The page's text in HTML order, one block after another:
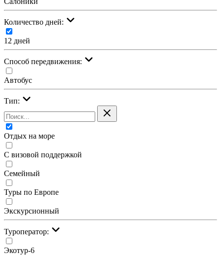
Количество дней:
12 дней
Cпособ передвижения:
Автобус
Тип:
Отдых на море
С визовой поддержкой
Семейный
Туры по Европе
Экскурсионный
Туроператор:
Экотур-6